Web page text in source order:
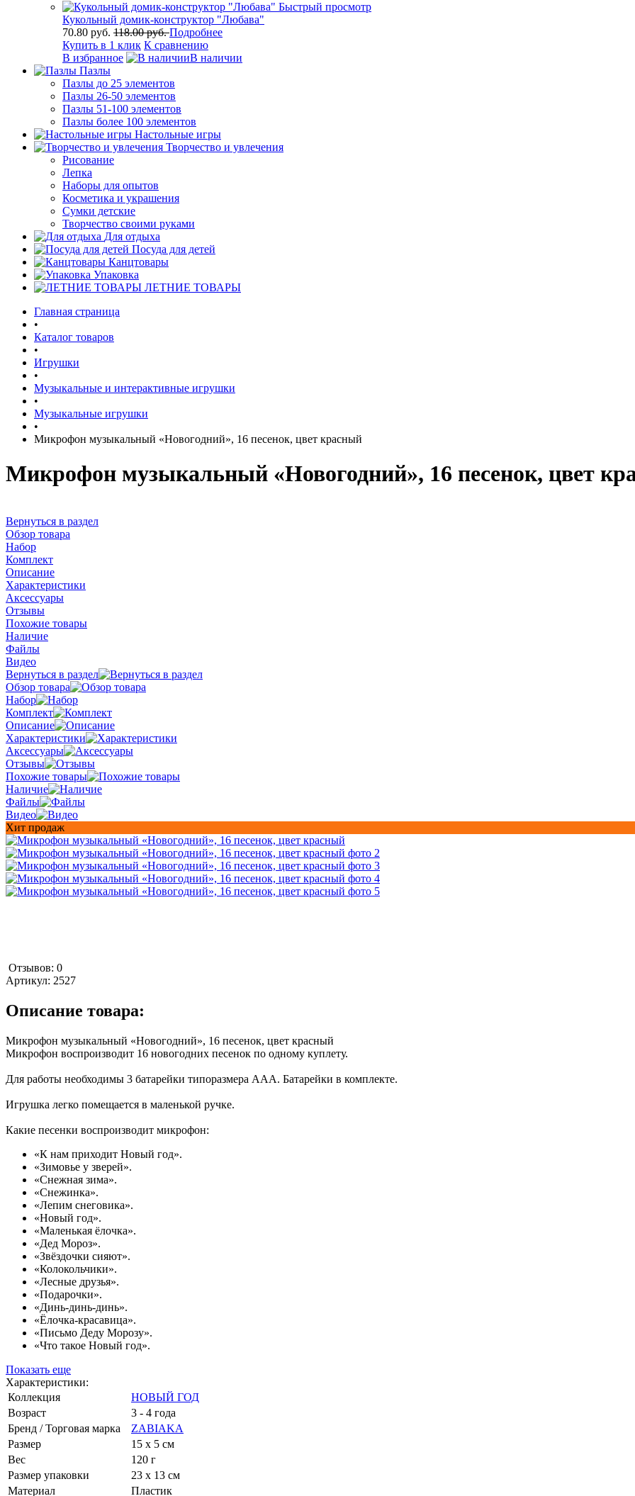
Быстрый просмотр
Кукольный домик-конструктор "Любава"
70.80 руб. 118.00 руб.Подробнее
Купить в 1 клик К сравнению
В избранное
В наличии
Пазлы
Пазлы до 25 элементов
Пазлы 26-50 элементов
Пазлы 51-100 элементов
Пазлы более 100 элементов
Настольные игры
Творчество и увлечения
Рисование
Лепка
Наборы для опытов
Косметика и украшения
Сумки детские
Творчество своими руками
Для отдыха
Посуда для детей
Канцтовары
Упаковка
ЛЕТНИЕ ТОВАРЫ
Главная страница
•
Каталог товаров
•
Игрушки
•
Музыкальные и интерактивные игрушки
•
Музыкальные игрушки
•
Микрофон музыкальный «Новогодний», 16 песенок, цвет красный
Микрофон музыкальный «Новогодний», 16 песенок, цвет
Вернуться в раздел
Обзор товара
Набор
Комплект
Описание
Характеристики
Аксессуары
Отзывы
Похожие товары
Наличие
Файлы
Видео
Вернуться в раздел
Обзор товара
Набор
Комплект
Описание
Характеристики
Аксессуары
Отзывы
Похожие товары
Наличие
Файлы
Видео
Хит продаж
Отзывов: 0
Артикул: 2527
Описание товара:
Микрофон музыкальный «Новогодний», 16 песенок, цвет красный
Микрофон воспроизводит 16 новогодних песенок по одному куплету.
Для работы необходимы 3 батарейки типоразмера AAA. Батарейки в комплекте.
Игрушка легко помещается в маленькой ручке.
Какие песенки воспроизводит микрофон:
«К нам приходит Новый год».
«Зимовье у зверей».
«Снежная зима».
«Снежинка».
«Лепим снеговика».
«Новый год».
«Маленькая ёлочка».
«Дед Мороз».
«Звёздочки сияют».
«Колокольчики».
«Лесные друзья».
«Подарочки».
«Динь-динь-динь».
«Ёлочка-красавица».
«Письмо Деду Морозу».
«Что такое Новый год».
Показать еще
Характеристики:
Коллекция
НОВЫЙ ГОД
Возраст
3 - 4 года
Бренд / Торговая марка
ZABIAKA
Размер
15 х 5 см
Вес
120 г
Размер упаковки
23 х 13 см
Материал
Пластик